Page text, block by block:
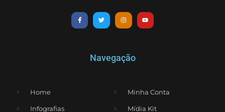
Navegação
Home
Infografias
Minha Conta
Mídia Kit